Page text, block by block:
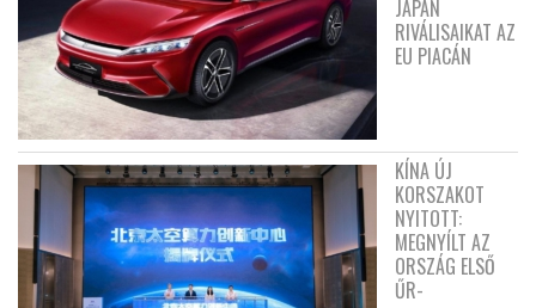
JAPÁN
RIVÁLISAIKAT AZ
EU PIACÁN
KÍNA ÚJ
KORSZAKOT
NYITOTT:
MEGNYÍLT AZ
ORSZÁG ELSŐ
ŰR-